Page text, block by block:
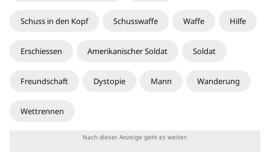
Schuss in den Kopf Schusswaffe Waffe Hilfe
Erschiessen Amerikanischer Soldat Soldat
Freundschaft Dystopie Mann Wanderung
Wettrennen